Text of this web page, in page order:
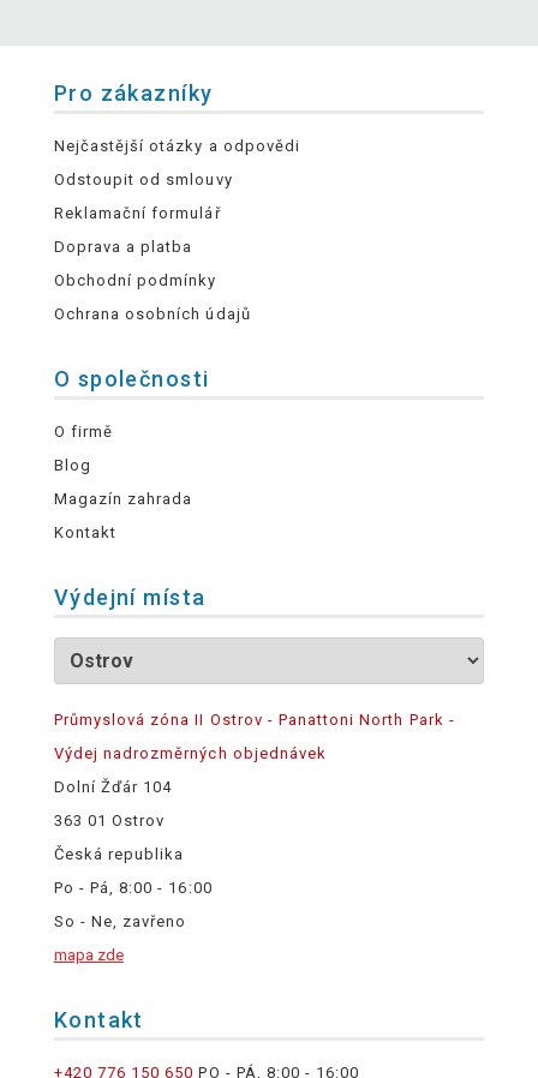
Pro zákazníky
Nejčastější otázky a odpovědi
Odstoupit od smlouvy
Reklamační formulář
Doprava a platba
Obchodní podmínky
Ochrana osobních údajů
O společnosti
O firmě
Blog
Magazín zahrada
Kontakt
Výdejní místa
Průmyslová zóna II Ostrov - Panattoni North Park -
Výdej nadrozměrných objednávek
Dolní Žďár 104
363 01 Ostrov
Česká republika
Po - Pá, 8:00 - 16:00
So - Ne, zavřeno
mapa zde
Kontakt
+420 776 150 650 PO - PÁ, 8:00 - 16:00